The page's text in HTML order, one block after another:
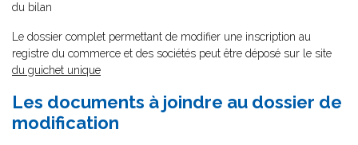
du bilan
Le dossier complet permettant de modifier une inscription au
registre du commerce et des sociétés peut être déposé sur le site
du guichet unique
Les documents à joindre au dossier de
modification